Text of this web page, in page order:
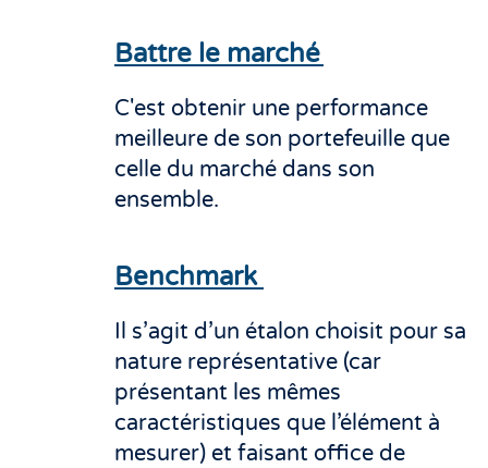
Battre le marché
C'est obtenir une performance
meilleure de son portefeuille que
celle du marché dans son
ensemble.
Benchmark
Il s’agit d’un étalon choisit pour sa
nature représentative (car
présentant les mêmes
caractéristiques que l’élément à
mesurer) et faisant office de